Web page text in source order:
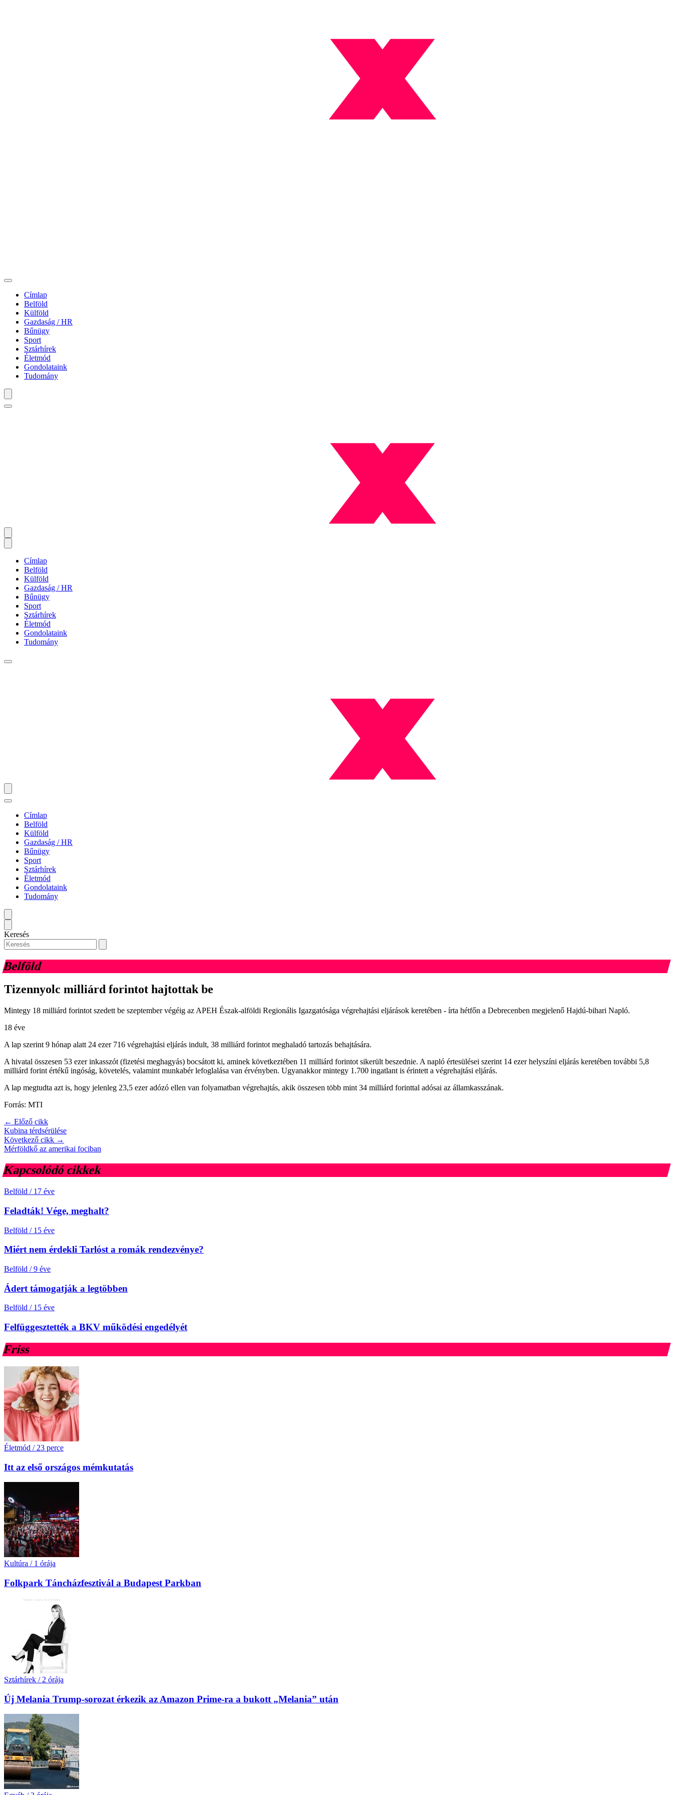
Címlap
Belföld
Külföld
Gazdaság / HR
Bűnügy
Sport
Sztárhírek
Életmód
Gondolataink
Tudomány
Címlap
Belföld
Külföld
Gazdaság / HR
Bűnügy
Sport
Sztárhírek
Életmód
Gondolataink
Tudomány
Címlap
Belföld
Külföld
Gazdaság / HR
Bűnügy
Sport
Sztárhírek
Életmód
Gondolataink
Tudomány
Keresés
Belföld
Tizennyolc milliárd forintot hajtottak be
Mintegy 18 milliárd forintot szedett be szeptember végéig az APEH Észak-alföldi Regionális Igazgatósága végrehajtási eljárások keretében - írta hétfőn a Debrecenben megjelenő Hajdú-bihari Napló.
18 éve
A lap szerint 9 hónap alatt 24 ezer 716 végrehajtási eljárás indult, 38 milliárd forintot meghaladó tartozás behajtására.
A hivatal összesen 53 ezer inkasszót (fizetési meghagyás) bocsátott ki, aminek következtében 11 milliárd forintot sikerült beszednie. A napló értesülései szerint 14 ezer helyszíni eljárás keretében további 5,8
milliárd forint értékű ingóság, követelés, valamint munkabér lefoglalása van érvényben. Ugyanakkor mintegy 1.700 ingatlant is érintett a végrehajtási eljárás.
A lap megtudta azt is, hogy jelenleg 23,5 ezer adózó ellen van folyamatban végrehajtás, akik összesen több mint 34 milliárd forinttal adósai az államkasszának.
Forrás: MTI
← Előző cikk
Kubina térdsérülése
Következő cikk →
Mérföldkő az amerikai fociban
Kapcsolódó cikkek
Belföld / 17 éve
Feladták! Vége, meghalt?
Belföld / 15 éve
Miért nem érdekli Tarlóst a romák rendezvénye?
Belföld / 9 éve
Ádert támogatják a legtöbben
Belföld / 15 éve
Felfüggesztették a BKV működési engedélyét
Friss
Életmód / 23 perce
Itt az első országos mémkutatás
Kultúra / 1 órája
Folkpark Táncházfesztivál a Budapest Parkban
Sztárhírek / 2 órája
Új Melania Trump-sorozat érkezik az Amazon Prime-ra a bukott „Melania” után